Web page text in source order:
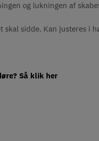
og lukningen af
sidde. Kan justeres i
Så klik her